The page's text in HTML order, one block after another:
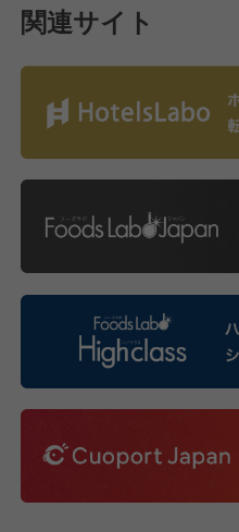
関連サイト